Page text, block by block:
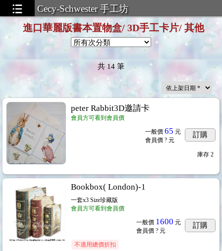
Cecy-Schwester 手工坊
巾33cm*40cm
子精靈彩繪留言卡
/ 其他 ...14
進口華麗版書本置物盒/ 3D手工卡片/ 其他
共 14 筆
peter Rabbit3D邀請卡
會員方可看到會員價
一般價 65 元
會員價 ? 元
訂購
庫存 2
Bookbox( London)-1
一套x3 Size珍藏版
會員方可看到會員價
一般價 1600 元
會員價 ? 元
訂購
不適用總價折扣